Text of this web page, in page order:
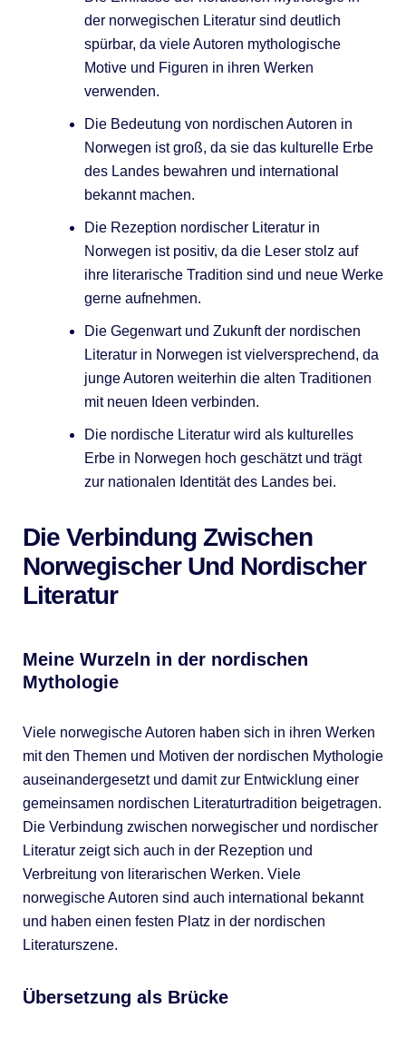
der norwegischen Literatur sind deutlich
spürbar, da viele Autoren mythologische
Motive und Figuren in ihren Werken
verwenden.
Die Bedeutung von nordischen Autoren in
Norwegen ist groß, da sie das kulturelle Erbe
des Landes bewahren und international
bekannt machen.
Die Rezeption nordischer Literatur in
Norwegen ist positiv, da die Leser stolz auf
ihre literarische Tradition sind und neue Werke
gerne aufnehmen.
Die Gegenwart und Zukunft der nordischen
Literatur in Norwegen ist vielversprechend, da
junge Autoren weiterhin die alten Traditionen
mit neuen Ideen verbinden.
Die nordische Literatur wird als kulturelles
Erbe in Norwegen hoch geschätzt und trägt
zur nationalen Identität des Landes bei.
Die Verbindung Zwischen
Norwegischer Und Nordischer
Literatur
Meine Wurzeln in der nordischen
Mythologie
Viele norwegische Autoren haben sich in ihren Werken
mit den Themen und Motiven der nordischen Mythologie
auseinandergesetzt und damit zur Entwicklung einer
gemeinsamen nordischen Literaturtradition beigetragen.
Die Verbindung zwischen norwegischer und nordischer
Literatur zeigt sich auch in der Rezeption und
Verbreitung von literarischen Werken. Viele
norwegische Autoren sind auch international bekannt
und haben einen festen Platz in der nordischen
Literaturszene.
Übersetzung als Brücke